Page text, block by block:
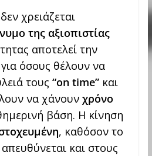
χρειάζεται
της αξιοπιστίας
αποτελεί την
για όσους θέλουν να
τους “on time”και
να χάνουν χρόνο
βάση. Η κίνηση
, καθόσον το
και στους